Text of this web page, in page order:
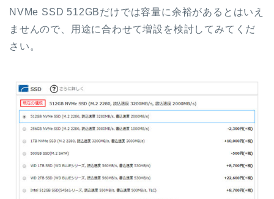
NVMe SSD 512GBだけでは容量に余裕があるとはいえ
ませんので、用途に合わせて増設を検討してみてくだ
さい。